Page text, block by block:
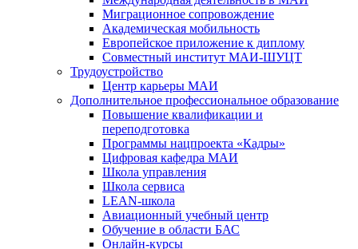
Миграционное сопровождение
Академическая мобильность
Европейское приложение к диплому
Совместный институт МАИ-ШУЦТ
Трудоустройство
Центр карьеры МАИ
Дополнительное профессиональное образование
Повышение квалификации и
переподготовка
Программы нацпроекта «Кадры»
Цифровая кафедра МАИ
Школа управления
Школа сервиса
LEAN-школа
Авиационный учебный центр
Обучение в области БАС
Онлайн-курсы